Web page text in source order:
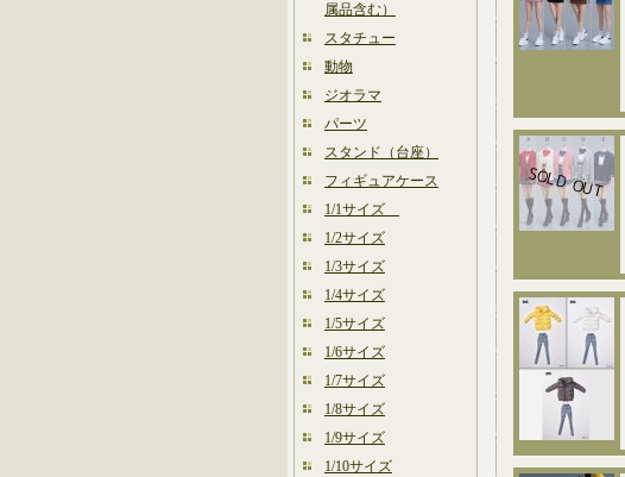
属品含む）
スタチュー
動物
ジオラマ
パーツ
スタンド（台座）
フィギュアケース
1/1サイズ
1/2サイズ
1/3サイズ
1/4サイズ
1/5サイズ
1/6サイズ
1/7サイズ
1/8サイズ
1/9サイズ
1/10サイズ